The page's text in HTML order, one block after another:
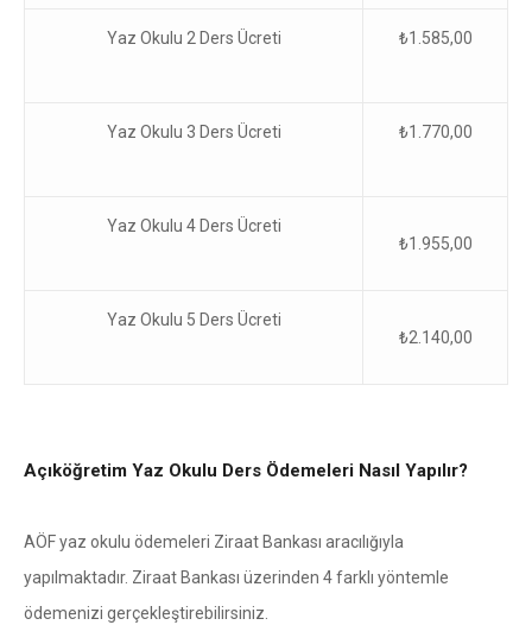
Yaz Okulu 2 Ders Ücreti ₺1.585,00
Yaz Okulu 3 Ders Ücreti ₺1.770,00
Yaz Okulu 4 Ders Ücreti
₺1.955,00
Yaz Okulu 5 Ders Ücreti
₺2.140,00
Açıköğretim Yaz Okulu Ders Ödemeleri Nasıl Yapılır?
AÖF yaz okulu ödemeleri Ziraat Bankası aracılığıyla
yapılmaktadır. Ziraat Bankası üzerinden 4 farklı yöntemle
ödemenizi gerçekleştirebilirsiniz.